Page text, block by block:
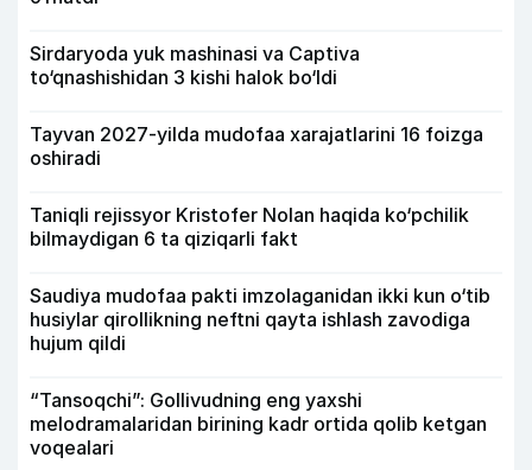
Sirdaryoda yuk mashinasi va Captiva
to‘qnashishidan 3 kishi halok bo‘ldi
Tayvan 2027-yilda mudofaa xarajatlarini 16 foizga
oshiradi
Taniqli rejissyor Kristofer Nolan haqida ko‘pchilik
bilmaydigan 6 ta qiziqarli fakt
Saudiya mudofaa pakti imzolaganidan ikki kun o‘tib
husiylar qirollikning neftni qayta ishlash zavodiga
hujum qildi
“Tansoqchi”: Gollivudning eng yaxshi
melodramalaridan birining kadr ortida qolib ketgan
voqealari